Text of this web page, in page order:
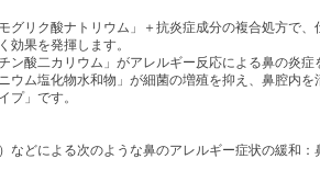
グリク酸ナトリウム」＋抗炎症成分の複合処方で
効果を発揮します。
ン酸二カリウム」がアレルギー反応による鼻の炎症
ウム塩化物水和物」が細菌の増殖を抑え、鼻腔内を
プ」です。
などによる次のような鼻のアレルギー症状の緩和